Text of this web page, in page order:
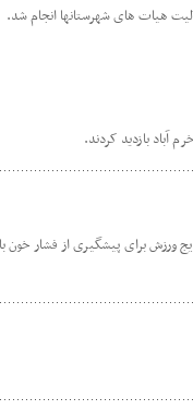
هیات های شهرستانها انجام شد.
آباد بازدید کردند.
برای پیشگیری از فشار خون بالا